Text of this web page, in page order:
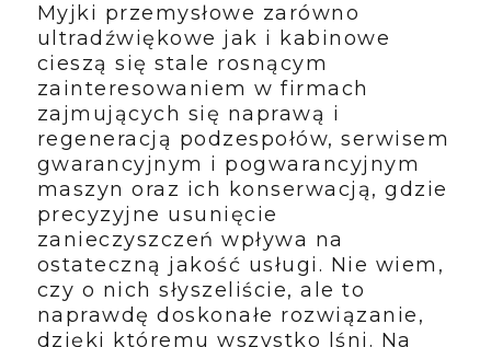
Myjki przemysłowe zarówno
ultradźwiękowe jak i kabinowe
cieszą się stale rosnącym
zainteresowaniem w firmach
zajmujących się naprawą i
regeneracją podzespołów, serwisem
gwarancyjnym i pogwarancyjnym
maszyn oraz ich konserwacją, gdzie
precyzyjne usunięcie
zanieczyszczeń wpływa na
ostateczną jakość usługi. Nie wiem,
czy o nich słyszeliście, ale to
naprawdę doskonałe rozwiązanie,
dzięki któremu wszystko lśni. Na